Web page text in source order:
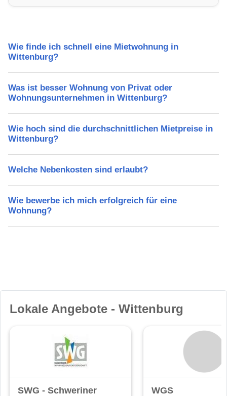
Wie finde ich schnell eine Mietwohnung in
Wittenburg?
Was ist besser Wohnung von Privat oder
Wohnungsunternehmen in Wittenburg?
Wie hoch sind die durchschnittlichen Mietpreise in
Wittenburg?
Welche Nebenkosten sind erlaubt?
Wie bewerbe ich mich erfolgreich für eine
Wohnung?
Lokale Angebote - Wittenburg
SWG - Schweriner
WGS